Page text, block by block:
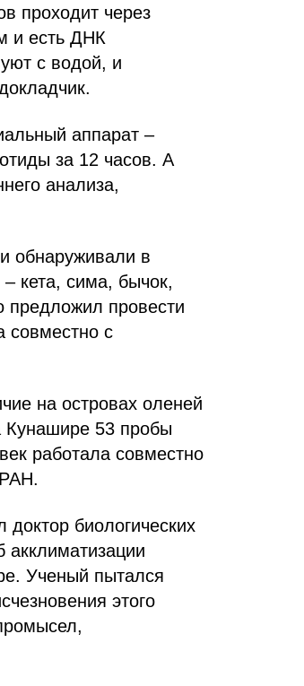
проходит через
и есть ДНК
с водой, и
аппарат –
за 12 часов. А
анализа,
обнаруживали в
кета, сима, бычок,
провести
совместно с
на островах оленей
Кунашире 53 пробы
работала совместно
биологических
Ученый пытался
этого